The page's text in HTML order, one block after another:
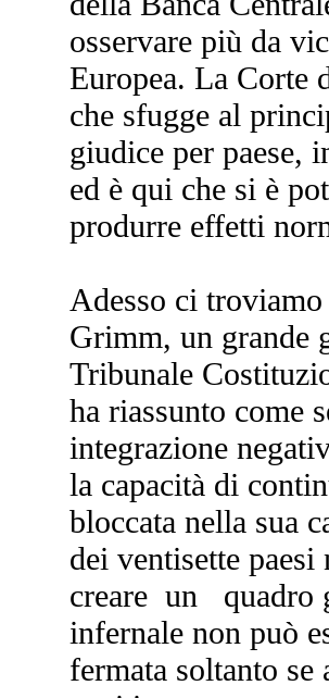
osservare più da
Europea. La Corte
che sfugge al
giudice per paese,
ed è qui che si è
produrre effetti
Adesso ci
Grimm, un grande
Tribunale
ha riassunto come
integrazione
la capacità di
bloccata nella sua
dei ventisette
creare un quadro
infernale non può
fermata soltanto se